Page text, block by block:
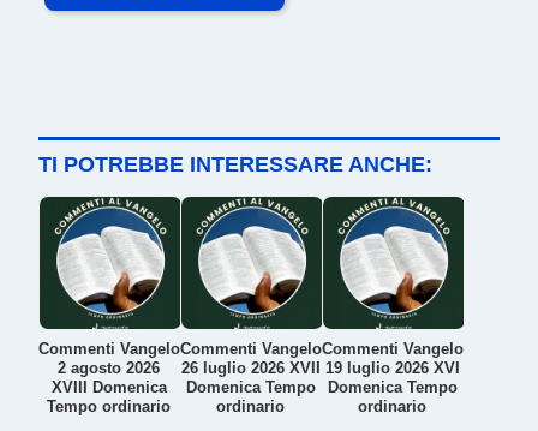
TI POTREBBE INTERESSARE ANCHE:
Commenti Vangelo
2 agosto 2026
XVIII Domenica
Tempo ordinario
Commenti Vangelo
26 luglio 2026 XVII
Domenica Tempo
ordinario
Commenti Vangelo
19 luglio 2026 XVI
Domenica Tempo
ordinario